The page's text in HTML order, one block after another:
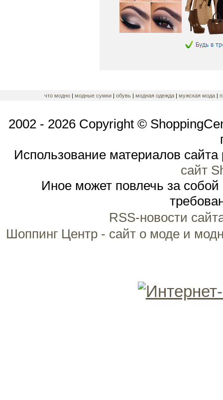
что модно| модные сумки | обувь| модная одежда | мужская мода |
2002 - 2026 Copyright ©
Использование материалов
сайт
Иное может повлечь за
RSS-новости
Шоппинг Центр - сайт о моде и